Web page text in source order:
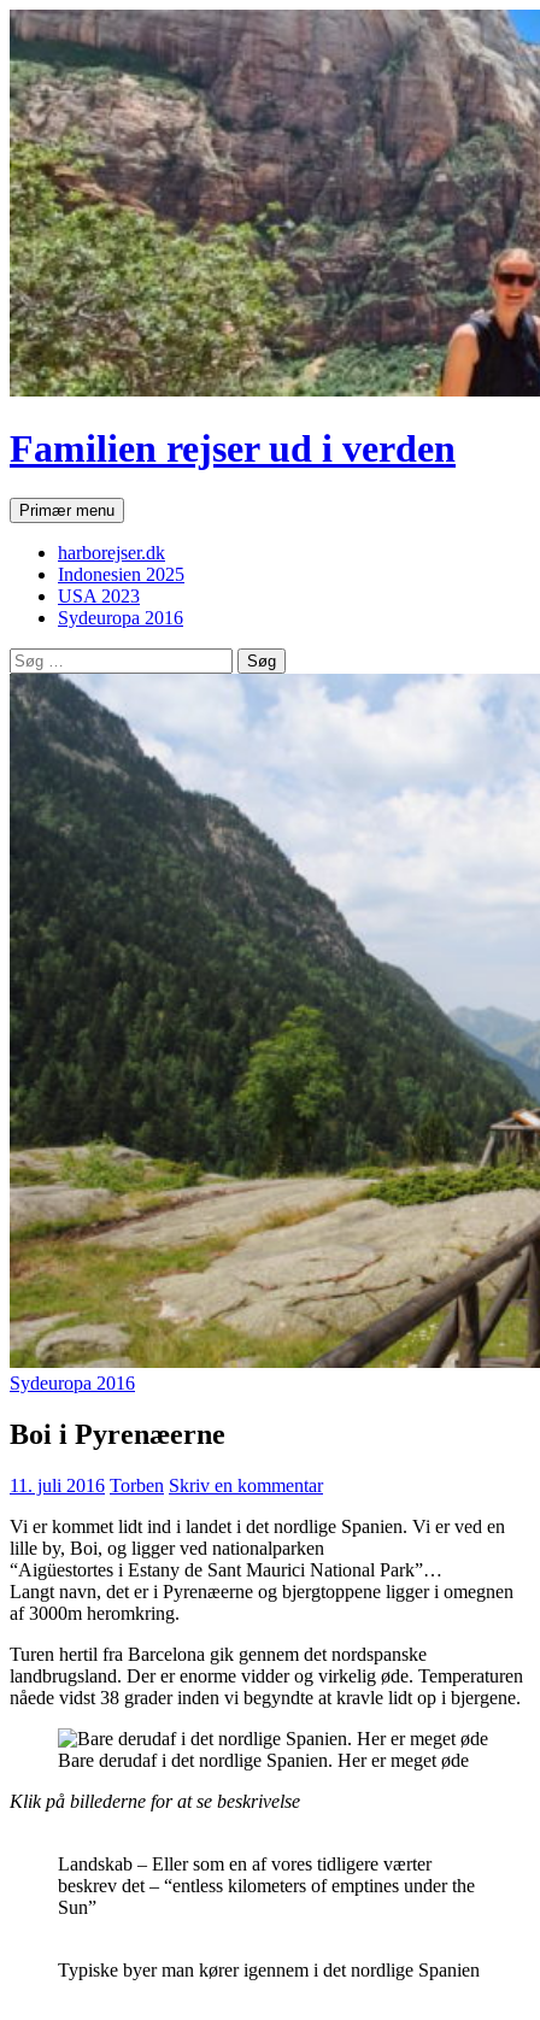
Hop
til
indhold
Familien rejser ud i verden
SøgPrimær menu
harborejser.dk
Indonesien 2025
USA 2023
Sydeuropa 2016
Søg
efter:
Sydeuropa 2016
Boi i Pyrenæerne
11. juli 2016 Torben Skriv en kommentar
Vi er kommet lidt ind i landet i det nordlige Spanien. Vi er ved en
lille by, Boi, og ligger ved nationalparken
“Aigüestortes i Estany de Sant Maurici National Park”…
Langt navn, det er i Pyrenæerne og bjergtoppene ligger i omegnen
af 3000m heromkring.
Turen hertil fra Barcelona gik gennem det nordspanske
landbrugsland. Der er enorme vidder og virkelig øde. Temperaturen
nåede vidst 38 grader inden vi begyndte at kravle lidt op i bjergene.
Bare derudaf i det nordlige Spanien. Her er meget øde
Klik på billederne for at se beskrivelse
Landskab – Eller som en af vores tidligere værter
beskrev det – “entless kilometers of emptines under the
Sun”
Typiske byer man kører igennem i det nordlige Spanien